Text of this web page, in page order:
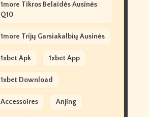
1more Tikros Belaidės Ausinės
Q10
1more Trijų Garsiakalbių Ausinės
1xbet Apk 1xbet App
1xbet Download
Accessoires Anjing